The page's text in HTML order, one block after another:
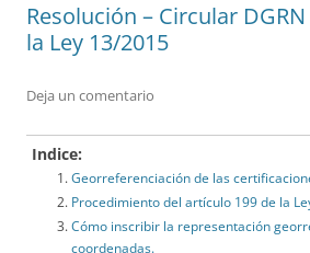
Resolución – Circular
la Ley 13/2015
Deja un comentario
Indice:
Georreferenciación de las
Procedimiento del artículo 199 de la
Cómo inscribir la representación
coordenadas.